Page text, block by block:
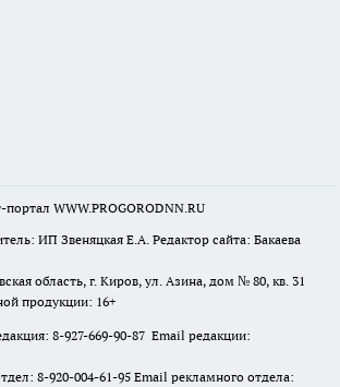
WWW.PROGORODNN.RU
ИП Звеняцкая Е.А. Редактор сайта: Бакаева
область, г. Киров, ул. Азина, дом № 80, кв. 31
продукции: 16+
8-927-669-90-87 Email редакции:
8-920-004-61-95 Email рекламного отдела: